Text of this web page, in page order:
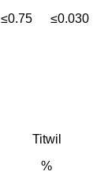
≤0.75 ≤0.030
Titwil
%